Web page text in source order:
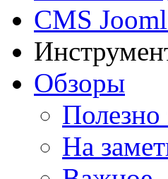
CMS
Обзоры
Полезно
На